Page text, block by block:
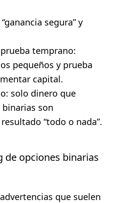
segura” y
temprano:
pequeños y prueba
capital.
solo dinero que
son
“todo o nada”.
de opciones binarias
que suelen